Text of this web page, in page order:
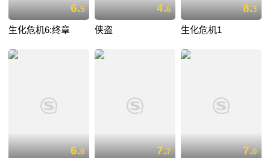
6.5
生化危机6:终章
4.6
侠盗
8.3
生化危机1
6.0 7.7 7.0